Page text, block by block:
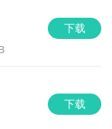
下载
下载